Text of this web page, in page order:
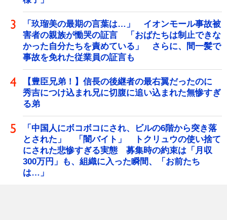
「玖瑠美の最期の言葉は…」 イオンモール事故被
害者の親族が慟哭の証言 「おばたちは制止できな
かった自分たちを責めている」 さらに、間一髪で
事故を免れた従業員の証言も
【豊臣兄弟！】信長の後継者の最右翼だったのに
秀吉につけ込まれ兄に切腹に追い込まれた無惨すぎ
る弟
「中国人にボコボコにされ、ビルの6階から突き落
とされた」 「闇バイト」 トクリュウの使い捨て
にされた悲惨すぎる実態 募集時の約束は「月収
300万円」も、組織に入った瞬間、「お前たち
は…」